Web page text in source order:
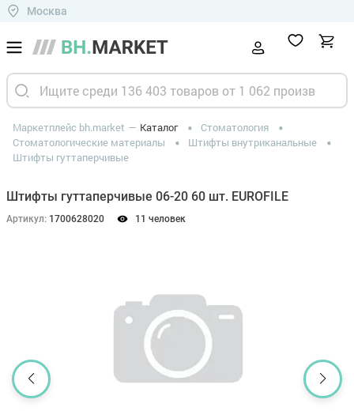
Москва
Маркетплейс bh.market Каталог
Стоматология
Стоматологические материалы
Штифты внутриканальные
Штифты гуттаперчивые
Штифты гуттаперчивые 06-20 60 шт. EUROFILE
Артикул: 1700628020 11 человек